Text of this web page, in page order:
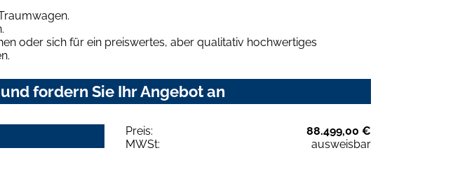
oder sich für ein preiswertes, aber qualitativ hochwertiges
fordern Sie Ihr Angebot an
Preis:
88.499,00 €
MWSt:
ausweisbar